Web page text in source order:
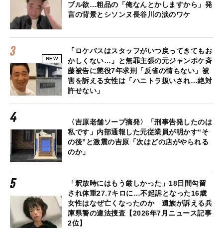
ブル欲…粗品の「俺なんとかしますから」発
言の背景とシソンヌ長谷川の涙のワケ
NEW
「ロケバスはスタッフがいつ戻ってきてもお
かしくない…」と無罪主張の元ジャンポケ斉
藤被告に懲役7年求刑「反省の情もない」被
害を訴える女性は「ハニトラ扱いされ…絶対
許せない」
〈吉原老舗ソープ摘発〉「刑事告発したのは
私です」内部通報した元従業員が明かす“そ
の後”と激震の吉原「次はどの店がやられる
のか」
「釈放時にはもう厳しかった」18日間勾留
され体重27.7キロに…不起訴となった16歳
女性はなぜ亡くなったのか 遺族が訴える兵
庫県警の違法捜査【2026年7月ニュース記事
2位】